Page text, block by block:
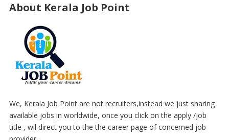
About Kerala Job Point
We, Kerala Job Point are not recruiters,instead we just sharing
available jobs in worldwide, once you click on the apply /job
title , wil direct you to the the career page of concerned job